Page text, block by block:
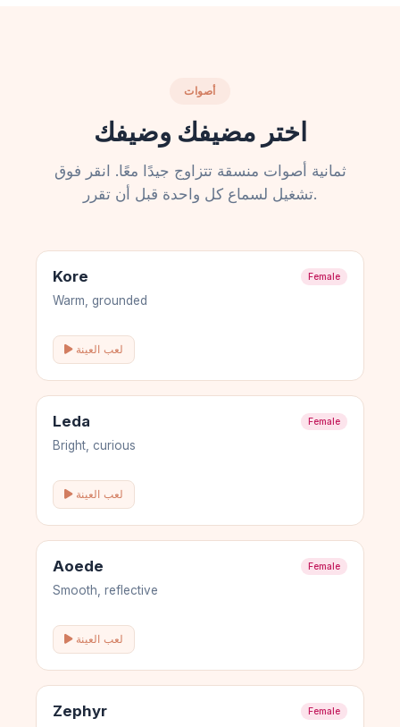
أصوات
اختر مضيفك وضيفك
ثمانية أصوات منسقة تتزاوج جيدًا معًا. انقر فوق
تشغيل لسماع كل واحدة قبل أن تقرر.
Kore Female
Warm, grounded
لعب العينة
Leda Female
Bright, curious
لعب العينة
Aoede Female
Smooth, reflective
لعب العينة
Zephyr Female